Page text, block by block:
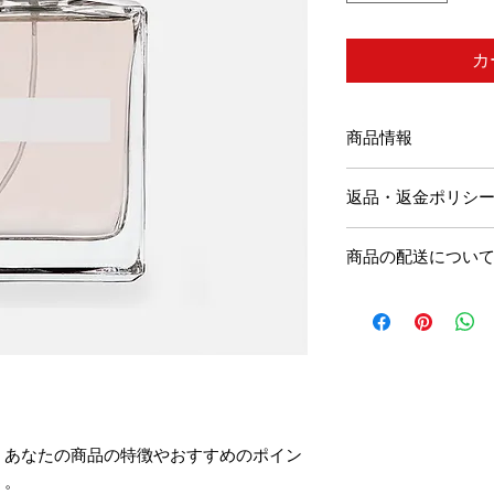
なたの商品の特徴やおすすめのポイン
商品情報
明に加え、商品の特
しましょう。
返品・返金ポリシー
だけなかった場合の
頼を獲得し、安心し
商品の配送について
する情報を入力して